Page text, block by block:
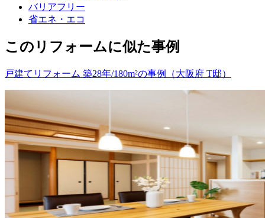
バリアフリー
省エネ・エコ
このリフォームに似た事例
戸建てリフォーム 築28年/180m²の事例（大阪府 T邸）